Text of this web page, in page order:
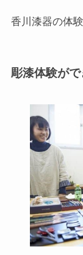
香川漆器の体
彫漆体験がで